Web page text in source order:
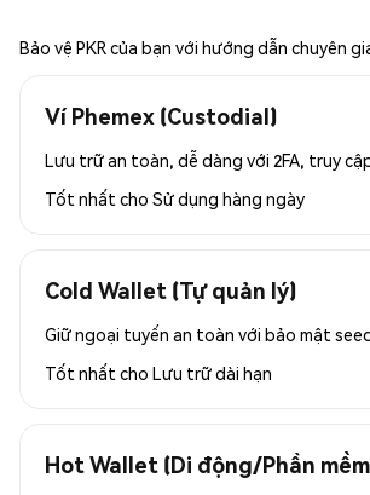
Bảo vệ PKR của bạn với hướng dẫn chuyên
Ví Phemex (Custodial)
Lưu trữ an toàn, dễ dàng với 2FA, truy
Tốt nhất cho Sử dụng hàng ngày
Cold Wallet (Tự quản lý)
Giữ ngoại tuyến an toàn với bảo mật
Tốt nhất cho Lưu trữ dài hạn
Hot Wallet (Di động/Phần